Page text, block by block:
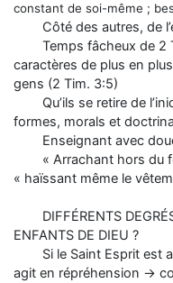
constant de soi-même ;
Côté des autres, de
Temps fâcheux de 2
caractères de plus en
gens (2 Tim. 3:5)
Qu’ils se retire de
formes, morals et
Enseignant avec
« Arrachant hors du
« haïssant même le
DIFFÉRENTS
ENFANTS DE DIEU ?
Si le Saint Esprit est
agit en répréhension →